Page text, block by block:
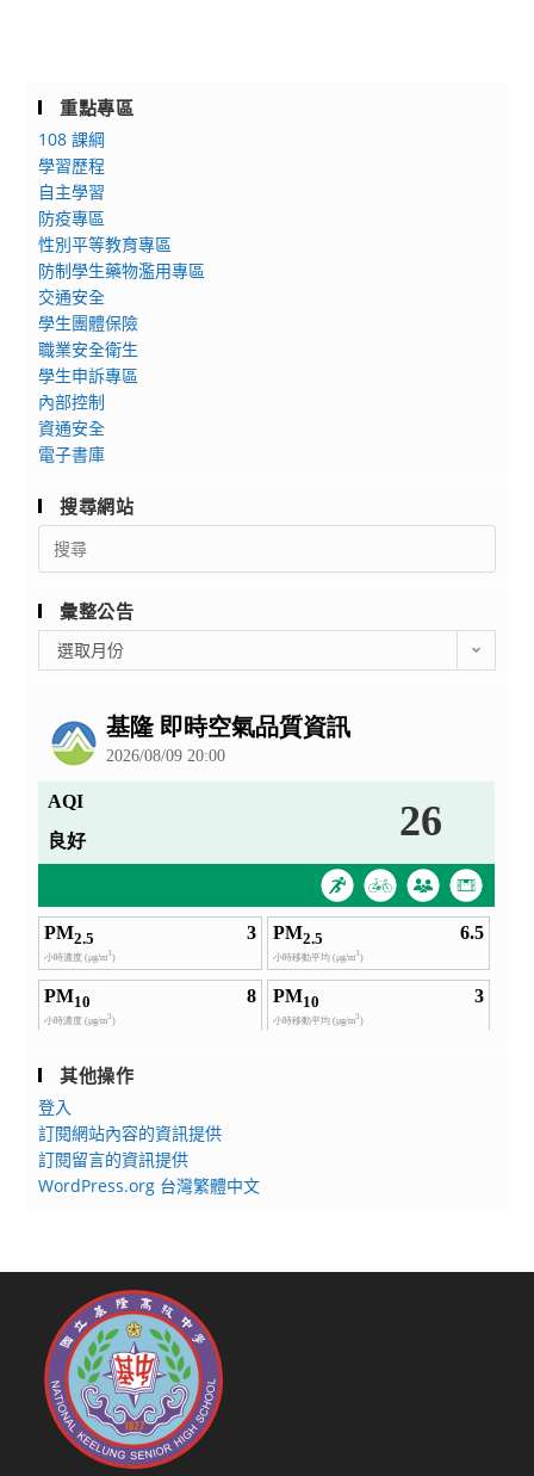
重點專區
108 課綱
學習歷程
自主學習
防疫專區
性別平等教育專區
防制學生藥物濫用專區
交通安全
學生團體保險
職業安全衛生
學生申訴專區
內部控制
資通安全
電子書庫
搜尋網站
Search
for:
彙整公告
整
選取月份
其他操作
登入
訂閱網站內容的資訊提供
訂閱留言的資訊提供
WordPress.org 台灣繁體中文